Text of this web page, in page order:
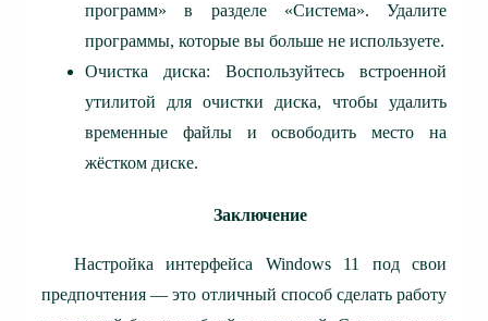
программ» в разделе «Система». Удалите
программы, которые вы больше не используете.
Очистка диска: Воспользуйтесь встроенной
утилитой для очистки диска, чтобы удалить
временные файлы и освободить место на
жёстком диске.
Заключение
Настройка интерфейса Windows 11 под свои
предпочтения — это отличный способ сделать работу